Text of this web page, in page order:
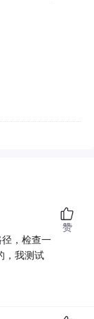
，检查一
，我测试
赞